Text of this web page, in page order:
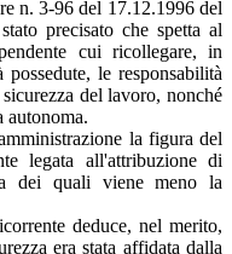
n. 3-96 del 17.12.1996 del
precisato che spetta al
cui ricollegare, in
le responsabilità
del lavoro, nonché
autonoma.
la figura del
legata all'attribuzione di
dei quali viene meno la
deduce, nel merito,
era stata affidata dalla